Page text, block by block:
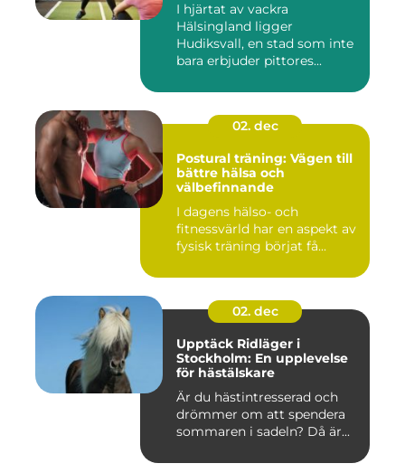
I hjärtat av vackra
Hälsingland ligger
Hudiksvall, en stad som inte
bara erbjuder pittores...
02. dec
Postural träning: Vägen till
bättre hälsa och
välbefinnande
I dagens hälso- och
fitnessvärld har en aspekt av
fysisk träning börjat få...
02. dec
Upptäck Ridläger i
Stockholm: En upplevelse
för hästälskare
Är du hästintresserad och
drömmer om att spendera
sommaren i sadeln? Då är...